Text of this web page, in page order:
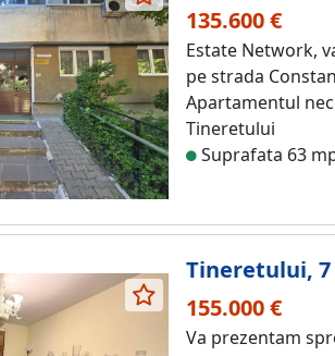
135.600 €
Estate Network,
pe strada
Apartamentul
Tineretului
Suprafata 63
Tineretului,
155.000 €
Va prezentam